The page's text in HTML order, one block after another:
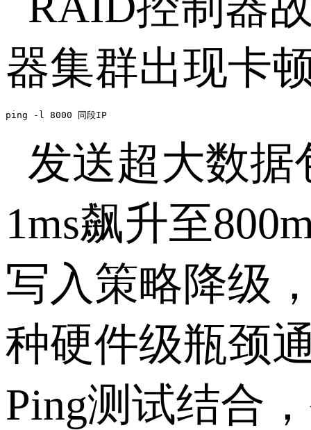
器集群出现卡
ping -l 8000 同段IP
发送超大数据
1ms飙升至
写入策略降级
种硬件级瓶颈
Ping测试结合